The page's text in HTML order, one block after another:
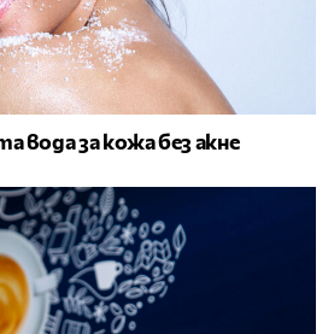
вода за кожа без акне